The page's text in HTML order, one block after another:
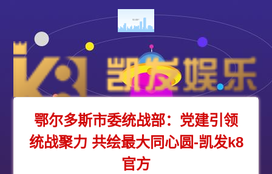
鄂尔多斯市委统战部：党建引领
统战聚力 共绘最大同心圆-凯发k8
官方